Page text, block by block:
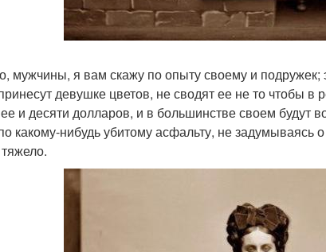
мужчины, я вам скажу по опыту своему и
девушке цветов, не сводят ее не то чтобы в
и десяти долларов, и в большинстве своем
какому-нибудь убитому асфальту, не задумываясь